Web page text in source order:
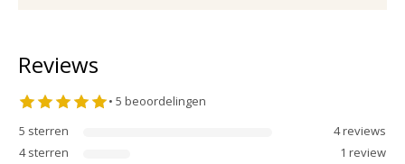
Reviews
• 5 beoordelingen
5 sterren 4reviews
4 sterren 1 review